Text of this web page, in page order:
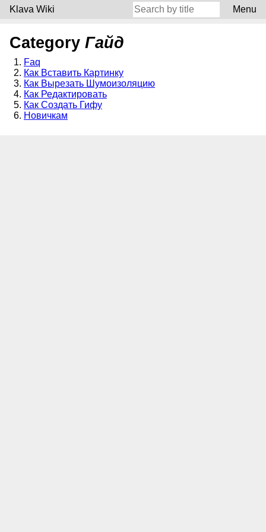
Klava Wiki Menu
Category Гайд
Faq
Как Вставить Картинку
Как Вырезать Шумоизоляцию
Как Редактировать
Как Создать Гифу
Новичкам